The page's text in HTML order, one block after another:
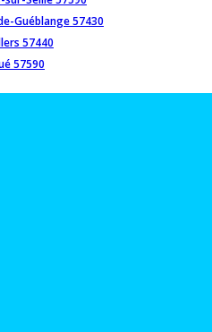
Guéblange 57430
57440
57590